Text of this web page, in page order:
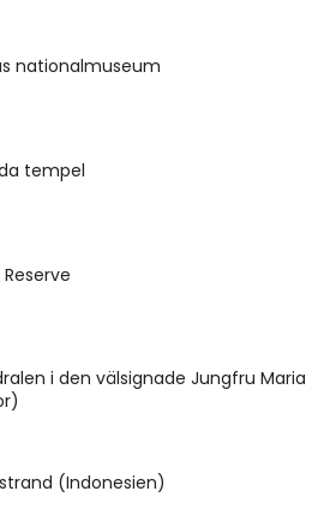
nationalmuseum
tempel
i den välsignade Jungfru Maria
(Indonesien)